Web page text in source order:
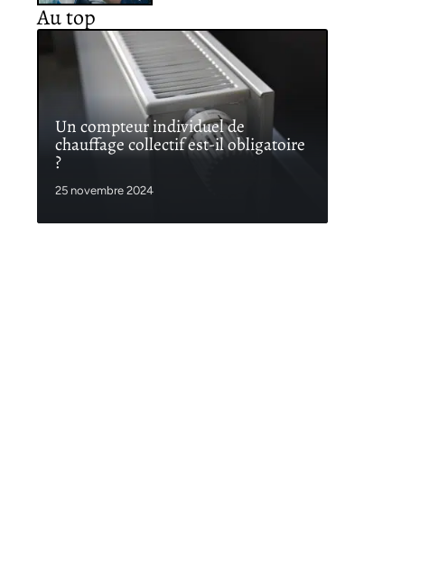
Au top
Un compteur individuel de
chauffage collectif est-il obligatoire
?
25 novembre 2024